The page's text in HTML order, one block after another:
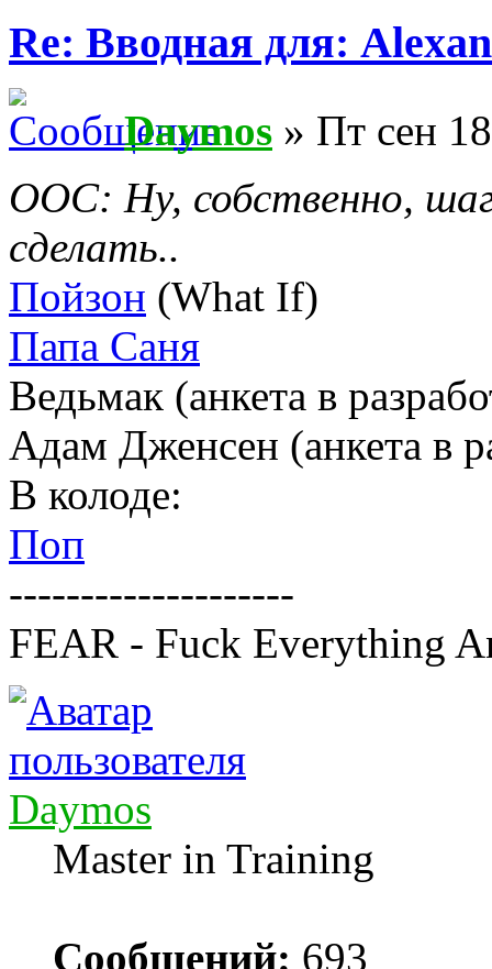
Re: Вводная для:
Daymos » Пт сен
ООС: Ну, собственно,
сделать..
Пойзон (What If)
Папа Саня
Ведьмак (анкета в
Адам Дженсен (анкета в
В колоде:
Поп
--------------------
FEAR - Fuck Everything
Daymos
Master in Training
Сообщений: 693